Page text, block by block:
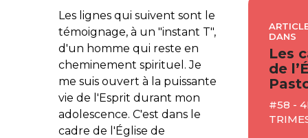
Les lignes qui suivent sont le
témoignage, à un "instant T",
d'un homme qui reste en
cheminement spirituel. Je
me suis ouvert à la puissante
vie de l'Esprit durant mon
adolescence. C'est dans le
cadre de l'Église de
DANS
Les
de
#58 -